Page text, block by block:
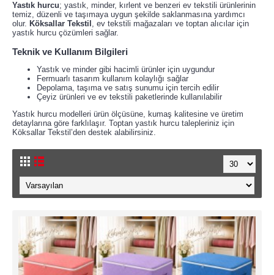
Yastık hurcu; yastık, minder, kırlent ve benzeri ev tekstili ürünlerinin
temiz, düzenli ve taşımaya uygun şekilde saklanmasına yardımcı
olur. Köksallar Tekstil , ev tekstili mağazaları ve toptan alıcılar için
yastık hurcu çözümleri sağlar.
Teknik ve Kullanım Bilgileri
Yastık ve minder gibi hacimli ürünler için uygundur
Fermuarlı tasarım kullanım kolaylığı sağlar
Depolama, taşıma ve satış sunumu için tercih edilir
Çeyiz ürünleri ve ev tekstili paketlerinde kullanılabilir
Yastık hurcu modelleri ürün ölçüsüne, kumaş kalitesine ve üretim
detaylarına göre farklılaşır. Toptan yastık hurcu talepleriniz için
Köksallar Tekstil’den destek alabilirsiniz.